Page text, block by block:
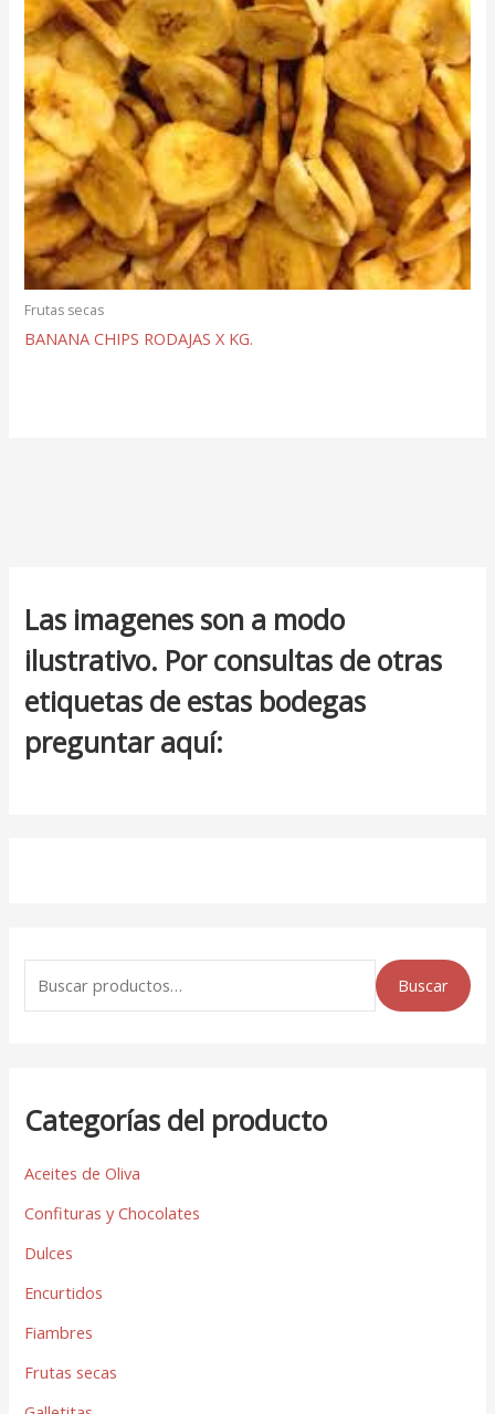
Las imagenes son a modo
ilustrativo. Por consultas de otras
etiquetas de estas bodegas
preguntar aquí:
Buscar
Categorías del producto
Aceites de Oliva
Confituras y Chocolates
Dulces
Encurtidos
Fiambres
Frutas secas
Frutas secas
BANANA CHIPS RODAJAS X KG.